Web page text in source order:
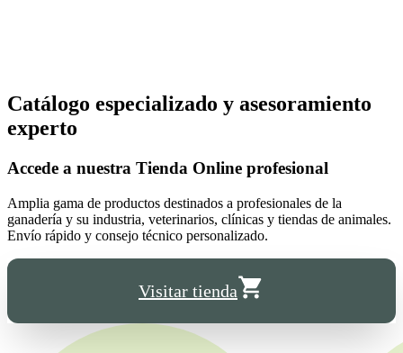
Catálogo especializado y asesoramiento
experto
Accede a nuestra Tienda Online profesional
Amplia gama de productos destinados a profesionales de la
ganadería y su industria, veterinarios, clínicas y tiendas de animales.
Envío rápido y consejo técnico personalizado.
Visitar tienda